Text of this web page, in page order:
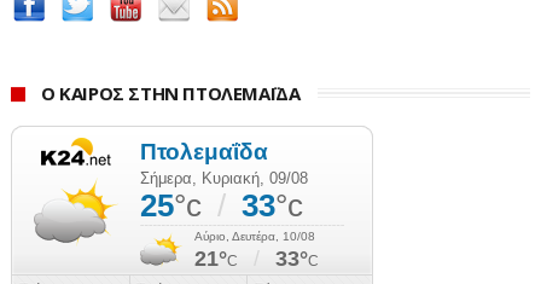
Ο ΚΑΙΡΟΣ ΣΤΗΝ ΠΤΟΛΕΜΑΪΔΑ